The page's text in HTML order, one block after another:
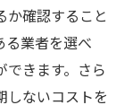
ターケア
か確認すること
る業者を選べ
きます。さら
しないコストを